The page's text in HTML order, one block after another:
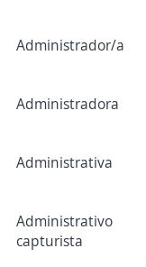
Administrador/a
Administradora
Administrativa
Administrativo
capturista